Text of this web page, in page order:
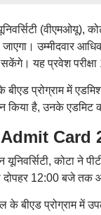
(वीएमओयू),
जाएगा। उम्मीदवार
यह प्रवेश परीक्षा
प्रोग्राम में
किया है, उनके एडमिट
Card
कोटा ने
12:00 बजे तक
के बीएड प्रोग्राम में